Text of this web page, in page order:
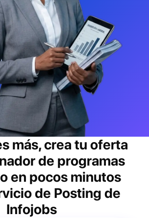
más, crea tu oferta
de programas
en pocos minutos
de Posting de
Infojobs